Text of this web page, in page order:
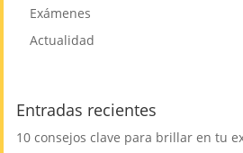
Exámenes
Actualidad
Entradas recientes
10 consejos clave para brillar en tu